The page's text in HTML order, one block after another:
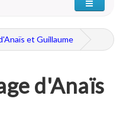
et Guillaume
d'Anaïs